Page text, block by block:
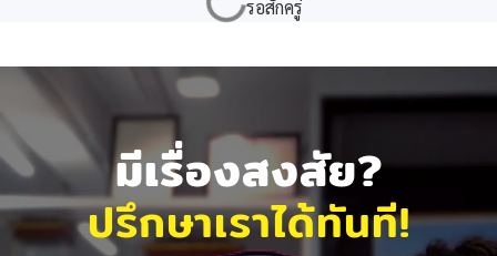
มีเรื่องสงสัย?
ปรึกษาเราได้ทันที!